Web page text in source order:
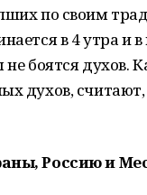
по своим
в 4 утра и
боятся духов.
духов,
Россию и